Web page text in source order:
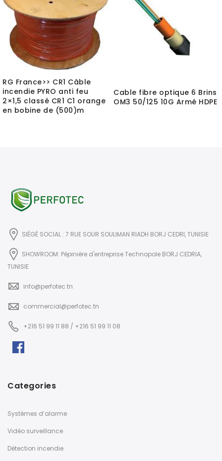
RG France>> CR1 Câble
incendie PYRO anti feu
2×1,5 classé CR1 C1 orange
en bobine de (500)m
Cable fibre optique 6 Brins
OM3 50/125 10G Armé HDPE
SIÉGÉ SOCIAL : 7 RUE SOUR SOULIMAN RIADH BORJ CEDRI, TUNISIE
SHOWROOM: Pépinière d'entreprise Technopole BORJ CEDRIA,
TUNISIE
info@perfotec.tn
commercial@perfotec.tn
+216 51 99 11 88 / +216 51 99 11 08
Categories
Systèmes d’alarme
Vidéo surveillance
Détection incendie